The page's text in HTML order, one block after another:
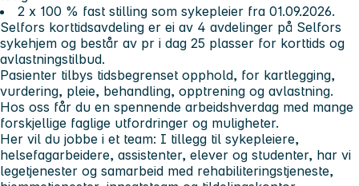
2 x 100 % fast stilling som sykepleier fra 01.09.2026.
Selfors korttidsavdeling er ei av 4 avdelinger på Selfors
sykehjem og består av pr i dag 25 plasser for korttids og
avlastningstilbud.
Pasienter tilbys tidsbegrenset opphold, for kartlegging,
vurdering, pleie, behandling, opptrening og avlastning.
Hos oss får du en spennende arbeidshverdag med mange
forskjellige faglige utfordringer og muligheter.
Her vil du jobbe i et team: I tillegg til sykepleiere,
helsefagarbeidere, assistenter, elever og studenter, har vi
legetjenester og samarbeid med rehabiliteringstjeneste,